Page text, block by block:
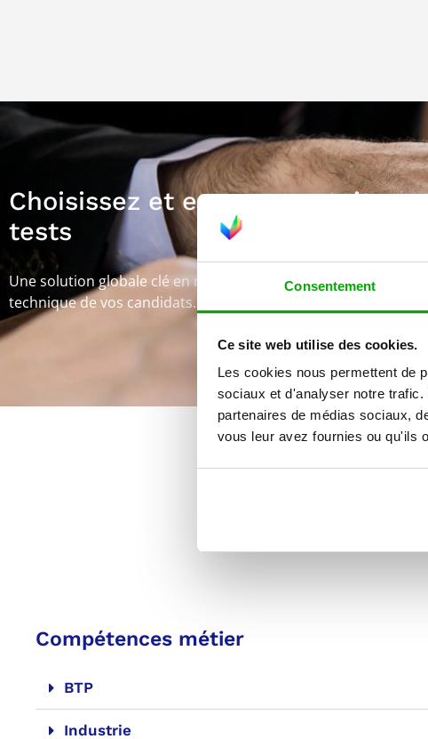
Consentement
Ce site web utilise des cookies.
Les cookies nous permettent de
sociaux et d'analyser notre
partenaires de médias sociaux,
vous leur avez fournies ou qu'ils
Choisissez et essayez
tests
Une solution globale clé en main pour vous accompagner dans
technique de vos candidats.
Compétences métier
BTP
Industrie